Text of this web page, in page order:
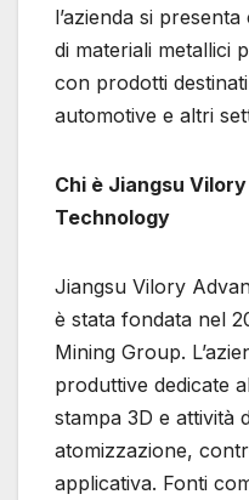
l’azienda si
di materiali metallici
con prodotti
automotive e altri
Chi è Jiangsu
Technology
Jiangsu Vilory
è stata fondata nel
Mining Group.
produttive dedicate
stampa 3D e attività
atomizzazione,
applicativa. Fonti